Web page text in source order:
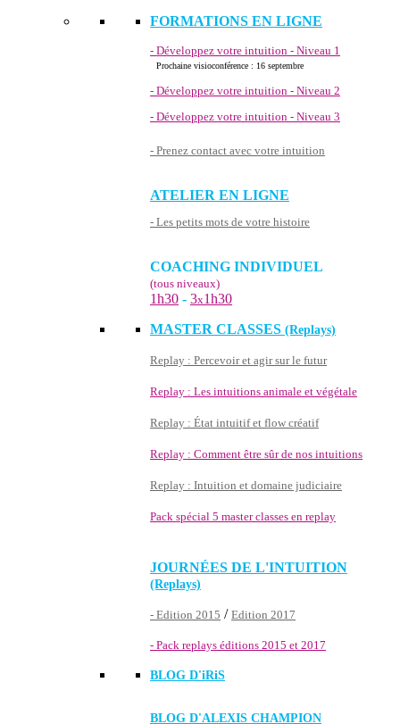
FORMATIONS EN LIGNE
- Développez votre intuition - Niveau 1
Prochaine visioconférence : 16 septembre
- Développez votre intuition - Niveau 2
- Développez votre intuition - Niveau 3
- Prenez contact avec votre intuition
ATELIER EN LIGNE
- Les petits mots de votre histoire
COACHING INDIVIDUEL
(tous niveaux)
1h30 - 3x1h30
MASTER CLASSES (Replays)
Replay : Percevoir et agir sur le futur
Replay : Les intuitions animale et végétale
Replay : État intuitif et flow créatif
Replay : Comment être sûr de nos intuitions
Replay : Intuition et domaine judiciaire
Pack spécial 5 master classes en replay
JOURNÉES DE L'INTUITION
(Replays)
- Edition 2015 / Edition 2017
- Pack replays éditions 2015 et 2017
BLOG D'iRiS
BLOG D'ALEXIS CHAMPION